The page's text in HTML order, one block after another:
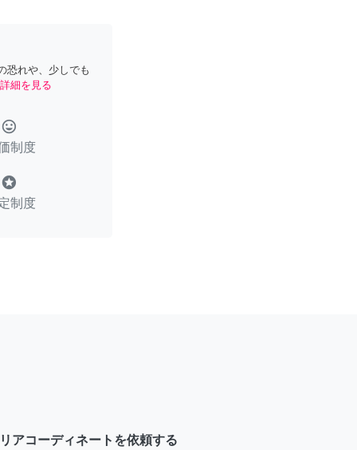
恐れや、少しでも
詳細を見る
tag_faces
制度
stars
制度
アコーディネートを依頼する